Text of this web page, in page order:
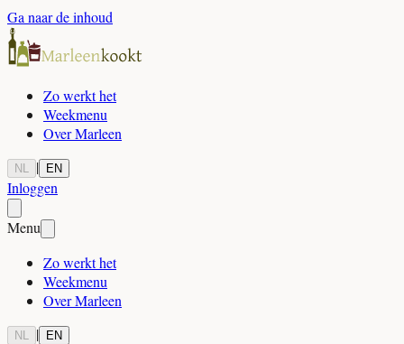
Ga naar de inhoud
Zo werkt het
Weekmenu
Over Marleen
NL | EN
Inloggen
Menu
Zo werkt het
Weekmenu
Over Marleen
NL | EN